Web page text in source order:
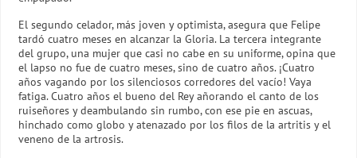
El segundo celador, más joven y optimista, asegura que Felipe
tardó cuatro meses en alcanzar la Gloria. La tercera integrante
del grupo, una mujer que casi no cabe en su uniforme, opina que
el lapso no fue de cuatro meses, sino de cuatro años. ¡Cuatro
años vagando por los silenciosos corredores del vacío! Vaya
fatiga. Cuatro años el bueno del Rey añorando el canto de los
ruiseñores y deambulando sin rumbo, con ese pie en ascuas,
hinchado como globo y atenazado por los filos de la artritis y el
veneno de la artrosis.